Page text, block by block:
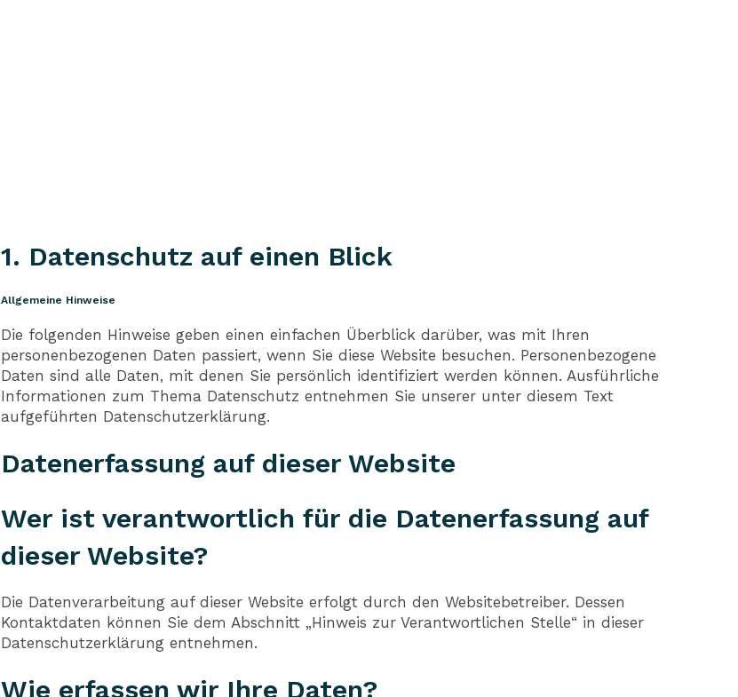
1. Datenschutz auf einen Blick
Allgemeine Hinweise
Die folgenden Hinweise geben einen einfachen Überblick darüber, was mit Ihren
personenbezogenen Daten passiert, wenn Sie diese Website besuchen. Personenbezogene
Daten sind alle Daten, mit denen Sie persönlich identifiziert werden können. Ausführliche
Informationen zum Thema Datenschutz entnehmen Sie unserer unter diesem Text
aufgeführten Datenschutzerklärung.
Datenerfassung auf dieser Website
Wer ist verantwortlich für die Datenerfassung auf
dieser Website?
Die Datenverarbeitung auf dieser Website erfolgt durch den Websitebetreiber. Dessen
Kontaktdaten können Sie dem Abschnitt „Hinweis zur Verantwortlichen Stelle“ in dieser
Datenschutzerklärung entnehmen.
Wie erfassen wir Ihre Daten?